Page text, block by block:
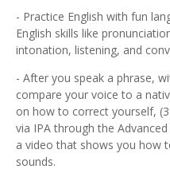
- Practice English with fun
English skills like
intonation, listening, and
- After you speak a phrase,
compare your voice to a
on how to correct yourself,
via IPA through the
a video that shows you how
sounds.